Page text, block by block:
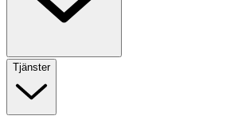
Tjänster